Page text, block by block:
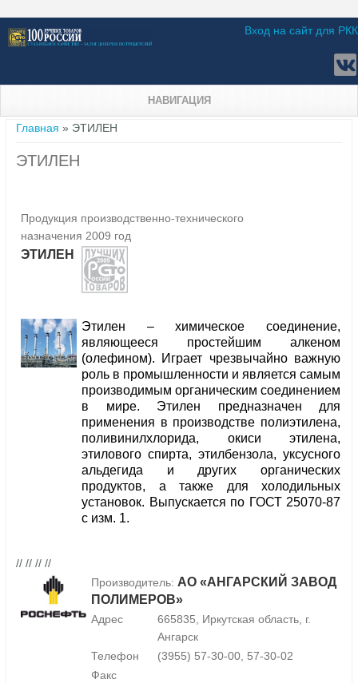
Вход на сайт для РКК
НАВИГАЦИЯ
Вы здесь
Главная » ЭТИЛЕН
ЭТИЛЕН
Продукция производственно-технического
назначения 2009 год
ЭТИЛЕН
Этилен – химическое соединение,
являющееся простейшим алкеном
(олефином). Играет чрезвычайно важную
роль в промышленности и является самым
производимым органическим соединением
в мире. Этилен предназначен для
применения в производстве полиэтилена,
поливинилхлорида, окиси этилена,
этилового спирта, этилбензола, уксусного
альдегида и других органических
продуктов, а также для холодильных
установок. Выпускается по ГОСТ 25070-87
с изм. 1.
// // // //
Производитель: АО «АНГАРСКИЙ ЗАВОД
ПОЛИМЕРОВ»
Адрес
665835, Иркутская область, г.
Ангарск
Телефон
(3955) 57-30-00, 57-30-02
Факс